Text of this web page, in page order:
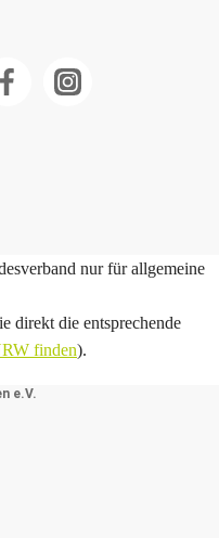
nur für allgemeine
direkt die entsprechende
finden).
e.V.